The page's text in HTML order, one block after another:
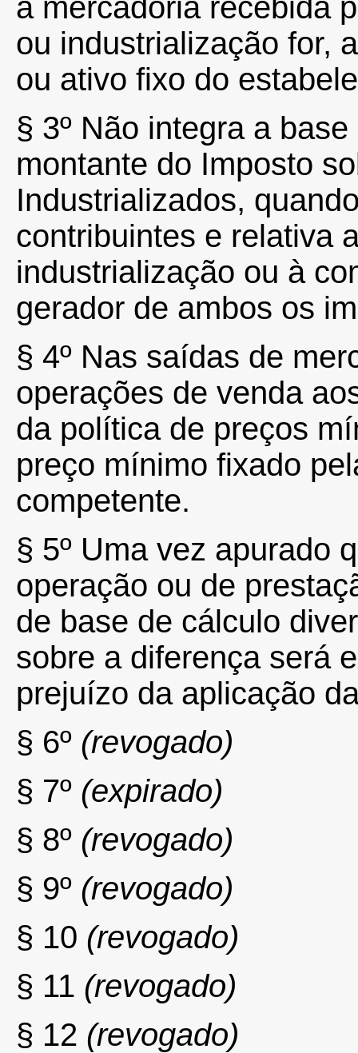
a mercadoria recebida
ou industrialização for,
ou ativo fixo do
§ 3º Não integra a
montante do Imposto
Industrializados,
contribuintes e relativa
industrialização ou à
gerador de ambos os
§ 4º Nas saídas de
operações de venda
da política de preços
preço mínimo fixado
competente.
§ 5º Uma vez apurado
operação ou de
de base de cálculo
sobre a diferença será
prejuízo da aplicação
§ 6º (revogado)
§ 7º (expirado)
§ 8º (revogado)
§ 9º (revogado)
§ 10 (revogado)
§ 11 (revogado)
§ 12 (revogado)